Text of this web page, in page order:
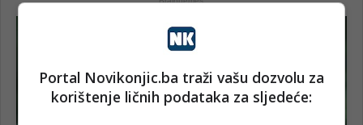
Portal Novikonjic.ba traži vašu dozvolu za
korištenje ličnih podataka za sljedeće: